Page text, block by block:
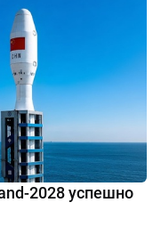
2028 успешно